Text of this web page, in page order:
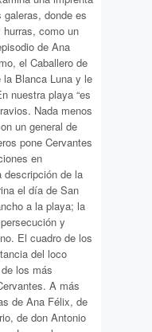
donde es
como un
de Ana
el Caballero de
Blanca Luna y le
nuestra playa “es
Nada menos
un general de
pone Cervantes
en
descripción de la
el día de San
a la playa; la
y
El cuadro de los
del loco
los más
A más
de Ana Félix, de
de don Antonio